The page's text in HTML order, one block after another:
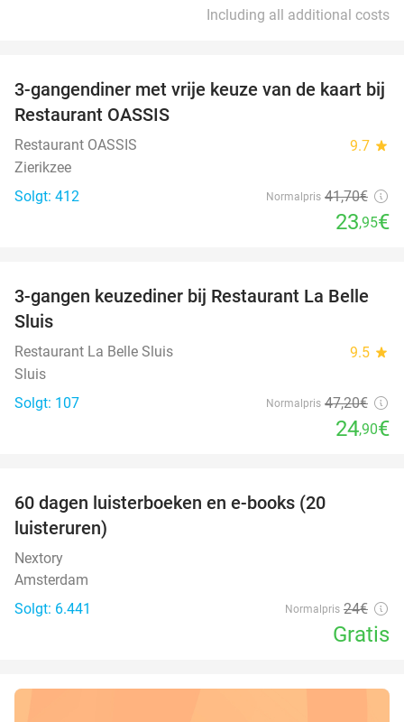
Including all additional costs
43%
3-gangendiner met vrije keuze van de kaart bij
Restaurant OASSIS
Restaurant OASSIS 9.7 star
Zierikzee
Solgt: 412
Normalpris 41,70€
23,95€
47%
3-gangen keuzediner bij Restaurant La Belle
Sluis
Restaurant La Belle Sluis 9.5 star
Sluis
Solgt: 107
Normalpris 47,20€
24,90€
60 dagen luisterboeken en e-books (20
luisteruren)
Nextory
Amsterdam
Solgt: 6.441
Normalpris 24€
Gratis